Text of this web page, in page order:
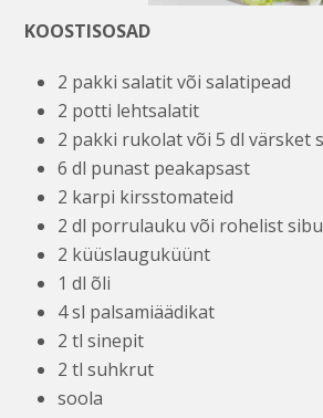
KOOSTISOSAD
2 pakki salatit või salatipead
2 potti lehtsalatit
2 pakki rukolat või 5 dl värsket
6 dl punast peakapsast
2 karpi kirsstomateid
2 dl porrulauku või rohelist
2 küüslauguküünt
1 dl õli
4 sl palsamiäädikat
2 tl sinepit
2 tl suhkrut
soola